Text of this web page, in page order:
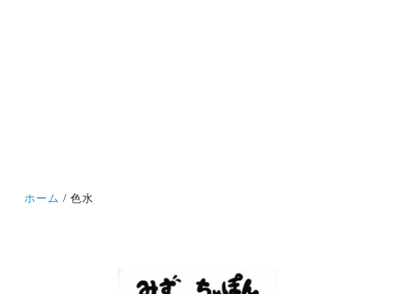
ホーム 色水